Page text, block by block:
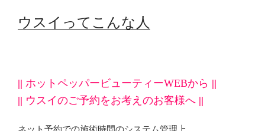
ウスイってこんな人
|| ホットペッパービューティーWEBから ||
|| ウスイのご予約をお考えのお客様へ ||